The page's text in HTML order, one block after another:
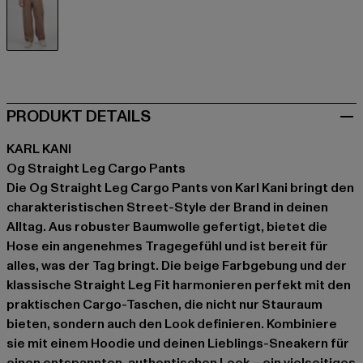
PRODUKT DETAILS
KARL KANI
Og Straight Leg Cargo Pants
Die Og Straight Leg Cargo Pants von Karl Kani bringt den
charakteristischen Street-Style der Brand in deinen
Alltag. Aus robuster Baumwolle gefertigt, bietet die
Hose ein angenehmes Tragegefühl und ist bereit für
alles, was der Tag bringt. Die beige Farbgebung und der
klassische Straight Leg Fit harmonieren perfekt mit den
praktischen Cargo-Taschen, die nicht nur Stauraum
bieten, sondern auch den Look definieren. Kombiniere
sie mit einem Hoodie und deinen Lieblings-Sneakern für